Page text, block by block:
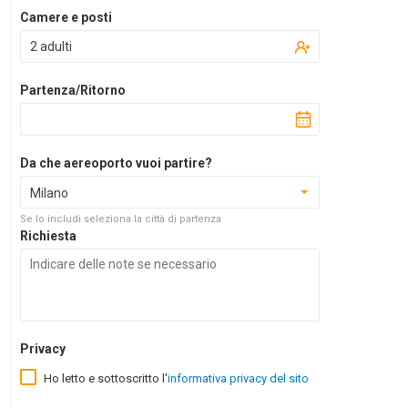
Camere e posti
2 adulti
Partenza/Ritorno
Da che aereoporto vuoi partire?
Milano
Se lo includi seleziona la città di partenza
Richiesta
Privacy
Ho letto e sottoscritto l'informativa privacy del sito